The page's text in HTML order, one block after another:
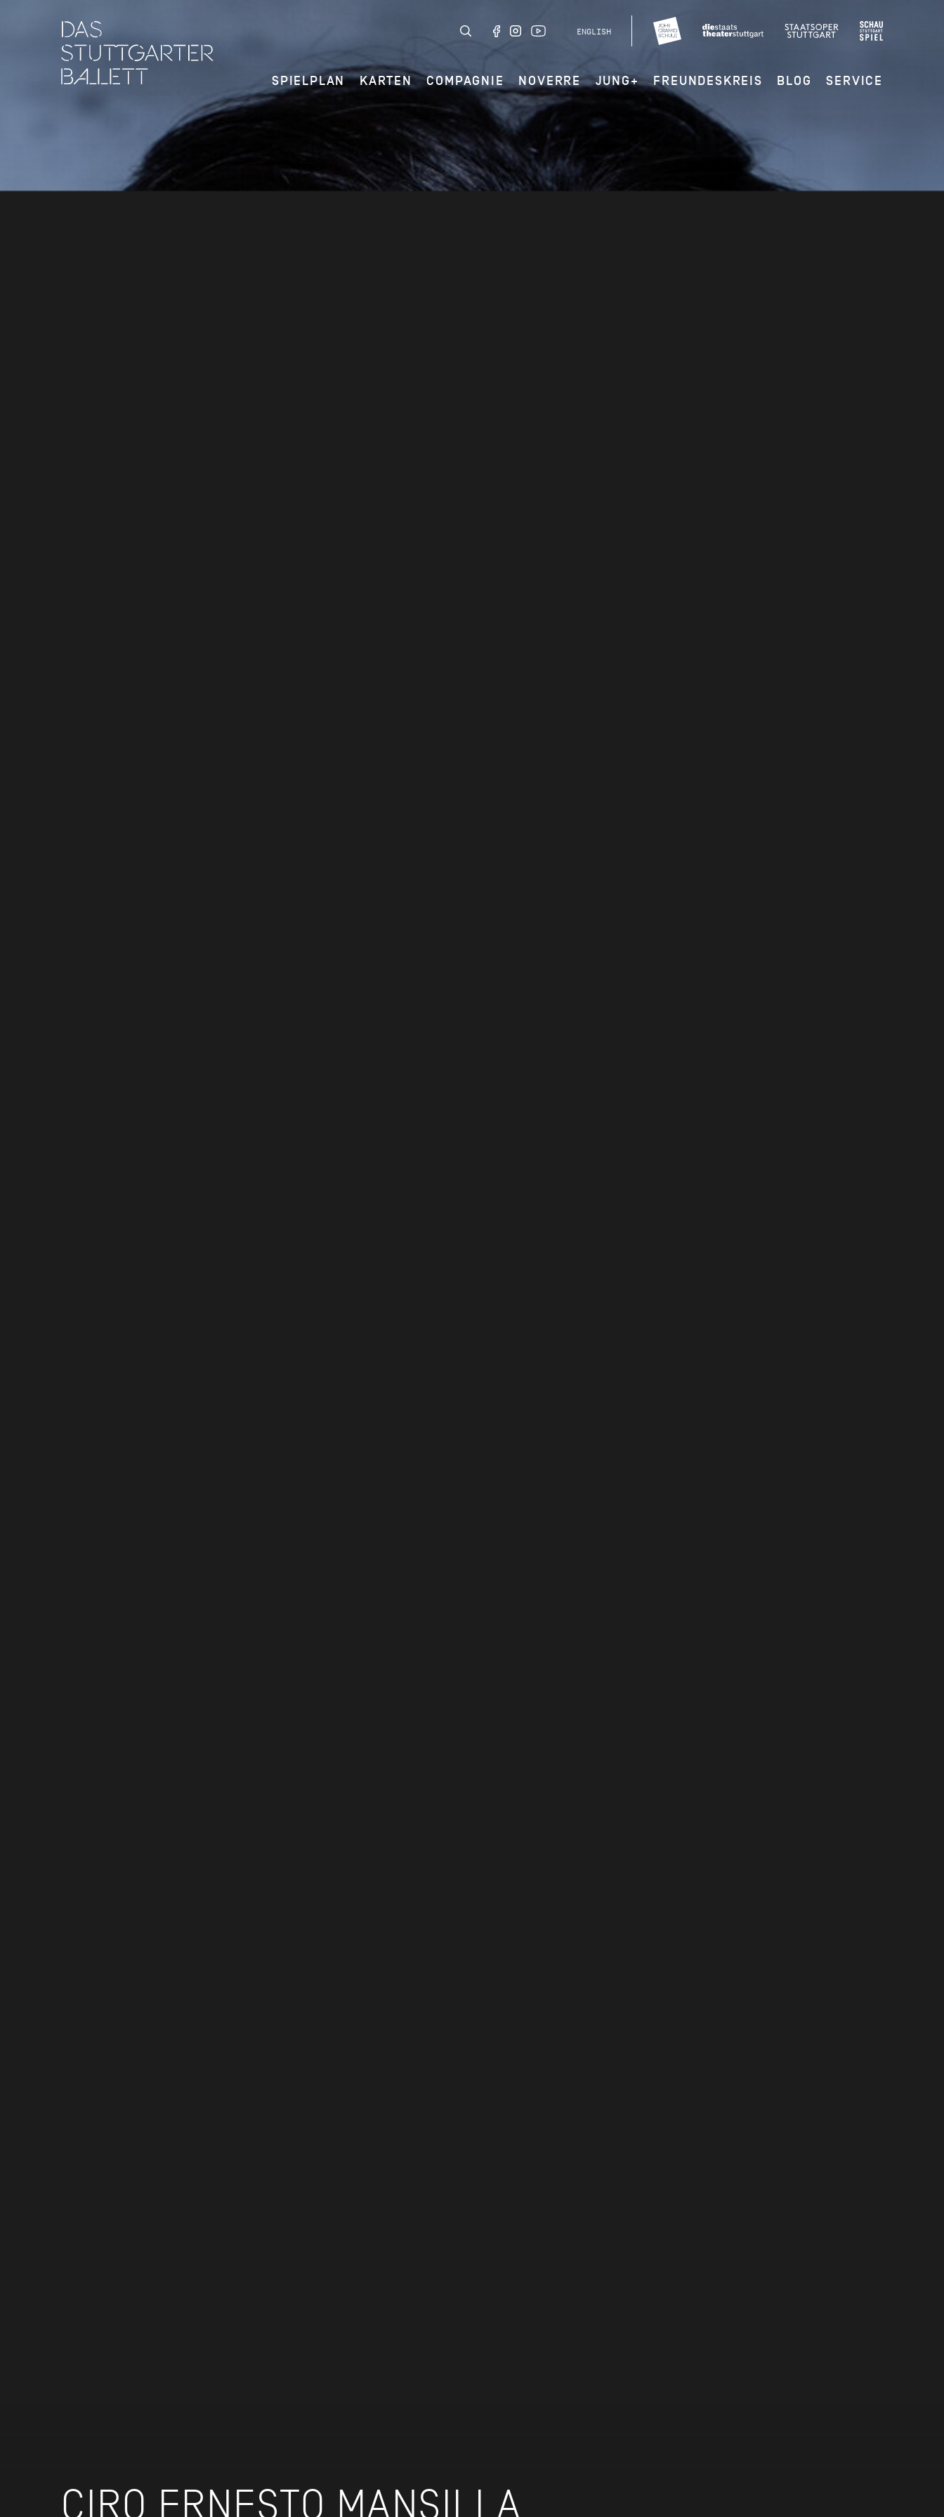
ENGLISH
SPIELPLAN KARTEN COMPAGNIE NOVERRE JUNG+ FREUNDESKREIS BLOG SERVICE
CIRO ERNESTO MANSILLA